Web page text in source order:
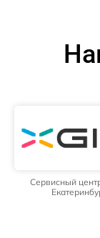
Сервисный